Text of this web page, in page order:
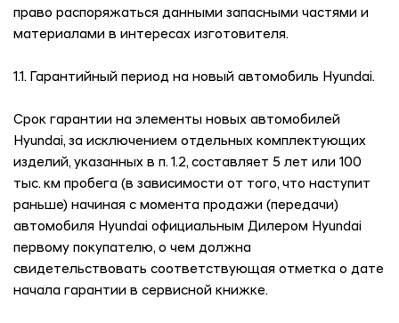
право распоряжаться данными запасными частями и
материалами в интересах изготовителя.
1.1. Гарантийный период на новый автомобиль Hyundai.
Срок гарантии на элементы новых автомобилей
Hyundai, за исключением отдельных комплектующих
изделий, указанных в п. 1.2, составляет 5 лет или 100
тыс. км пробега (в зависимости от того, что наступит
раньше) начиная с момента продажи (передачи)
автомобиля Hyundai официальным Дилером Hyundai
первому покупателю, о чем должна
свидетельствовать соответствующая отметка о дате
начала гарантии в сервисной книжке.